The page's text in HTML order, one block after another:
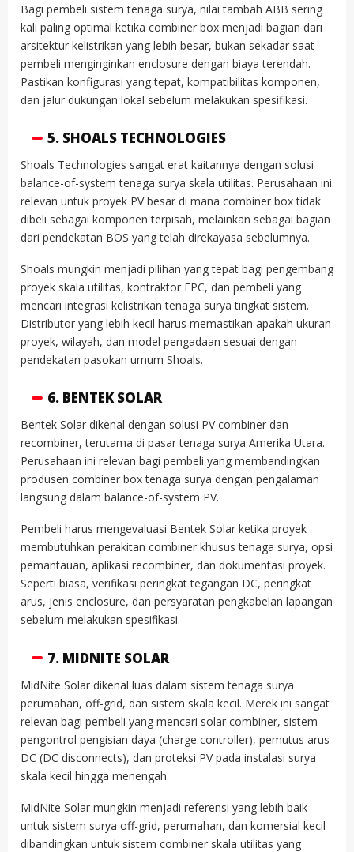
Bagi pembeli sistem tenaga surya, nilai tambah ABB sering
kali paling optimal ketika combiner box menjadi bagian dari
arsitektur kelistrikan yang lebih besar, bukan sekadar saat
pembeli menginginkan enclosure dengan biaya terendah.
Pastikan konfigurasi yang tepat, kompatibilitas komponen,
dan jalur dukungan lokal sebelum melakukan spesifikasi.
5. SHOALS TECHNOLOGIES
Shoals Technologies sangat erat kaitannya dengan solusi
balance-of-system tenaga surya skala utilitas. Perusahaan ini
relevan untuk proyek PV besar di mana combiner box tidak
dibeli sebagai komponen terpisah, melainkan sebagai bagian
dari pendekatan BOS yang telah direkayasa sebelumnya.
Shoals mungkin menjadi pilihan yang tepat bagi pengembang
proyek skala utilitas, kontraktor EPC, dan pembeli yang
mencari integrasi kelistrikan tenaga surya tingkat sistem.
Distributor yang lebih kecil harus memastikan apakah ukuran
proyek, wilayah, dan model pengadaan sesuai dengan
pendekatan pasokan umum Shoals.
6. BENTEK SOLAR
Bentek Solar dikenal dengan solusi PV combiner dan
recombiner, terutama di pasar tenaga surya Amerika Utara.
Perusahaan ini relevan bagi pembeli yang membandingkan
produsen combiner box tenaga surya dengan pengalaman
langsung dalam balance-of-system PV.
Pembeli harus mengevaluasi Bentek Solar ketika proyek
membutuhkan perakitan combiner khusus tenaga surya, opsi
pemantauan, aplikasi recombiner, dan dokumentasi proyek.
Seperti biasa, verifikasi peringkat tegangan DC, peringkat
arus, jenis enclosure, dan persyaratan pengkabelan lapangan
sebelum melakukan spesifikasi.
7. MIDNITE SOLAR
MidNite Solar dikenal luas dalam sistem tenaga surya
perumahan, off-grid, dan sistem skala kecil. Merek ini sangat
relevan bagi pembeli yang mencari solar combiner, sistem
pengontrol pengisian daya (charge controller), pemutus arus
DC (DC disconnects), dan proteksi PV pada instalasi surya
skala kecil hingga menengah.
MidNite Solar mungkin menjadi referensi yang lebih baik
untuk sistem surya off-grid, perumahan, dan komersial kecil
dibandingkan untuk sistem combiner skala utilitas yang